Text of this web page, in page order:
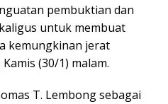
pembuktian dan
untuk membuat
kemungkinan jerat
(30/1) malam.
T. Lembong sebagai